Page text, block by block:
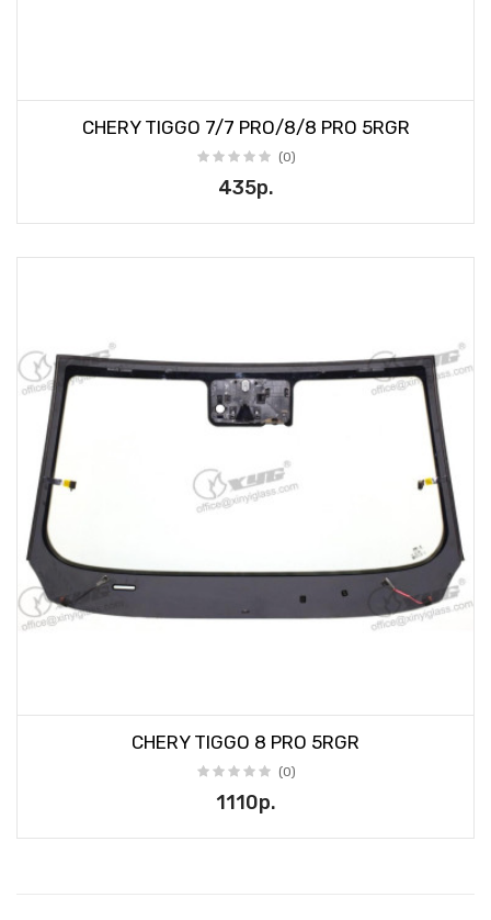
CHERY TIGGO 7/7 PRO/8/8 PRO 5RGR
(0)
435р.
CHERY TIGGO 8 PRO 5RGR
(0)
1110р.